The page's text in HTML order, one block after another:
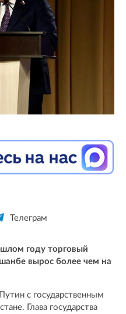
Телеграм
году торговый
вырос более чем на
с государственным
Глава государства